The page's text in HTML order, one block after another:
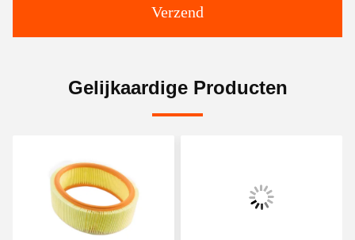
Verzend
Gelijkaardige Producten